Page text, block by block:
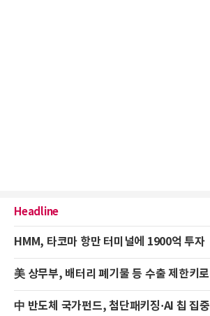
Headline
HMM, 타코마 항만 터미널에 1900억 투자
美 상무부, 배터리 폐기물 등 수출 제한키로
中 반도체 국가펀드, 첨단패키징·AI 칩 집중